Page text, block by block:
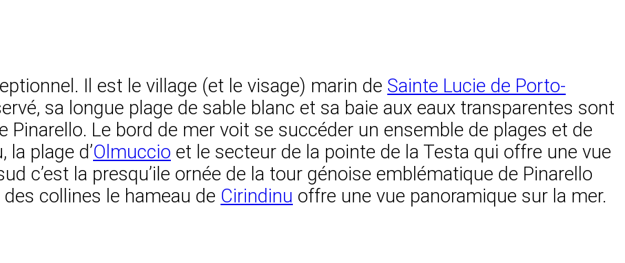
Il est le village (et le visage) marin de Sainte Lucie de Porto-
sa longue plage de sable blanc et sa baie aux eaux transparentes sont
Le bord de mer voit se succéder un ensemble de plages et de
plage d’Olmuccio et le secteur de la pointe de la Testa qui offre une vue
c’est la presqu’ile ornée de la tour génoise emblématique de Pinarello
collines le hameau de Cirindinu offre une vue panoramique sur la mer.